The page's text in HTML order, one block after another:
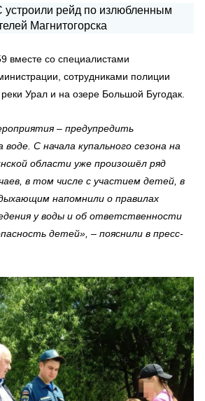
вместе со специалистами
сотрудниками полиции
Урал и на озере Большой Бугодак.
– предупредить
С начала купального сезона на
области уже произошёл ряд
в том числе с участием детей, в
напомнили о правилах
у воды и об ответственности
детей», – пояснили в пресс-